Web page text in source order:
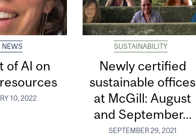
NEWS
of AI on
10, 2022
SUSTAINABILITY
Newly certified
sustainable offices
at McGill: August
and September...
SEPTEMBER 29, 2021